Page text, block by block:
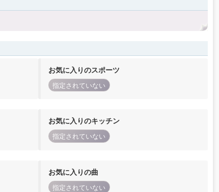
お気に入りのスポーツ
指定されていない
お気に入りのキッチン
指定されていない
お気に入りの曲
指定されていない